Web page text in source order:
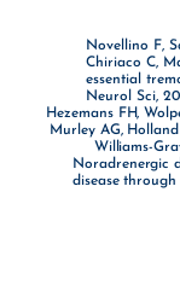
Novellino F,
Chiriaco C,
essential
Neurol Sci,
Hezemans FH,
Murley AG,
Williams-
Noradrenergic
disease